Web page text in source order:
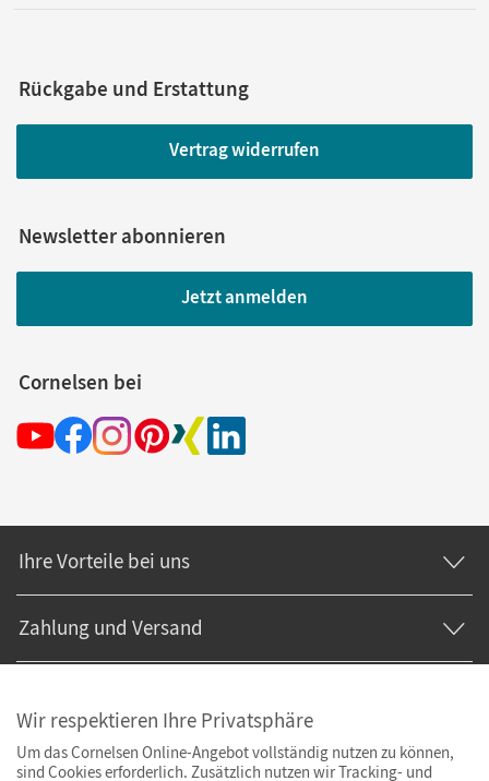
Rückgabe und Erstattung
Vertrag widerrufen
Newsletter abonnieren
Jetzt anmelden
Cornelsen bei
Ihre Vorteile bei uns
Zahlung und Versand
Wir respektieren Ihre Privatsphäre
Um das Cornelsen Online-Angebot vollständig nutzen zu können,
sind Cookies erforderlich. Zusätzlich nutzen wir Tracking- und